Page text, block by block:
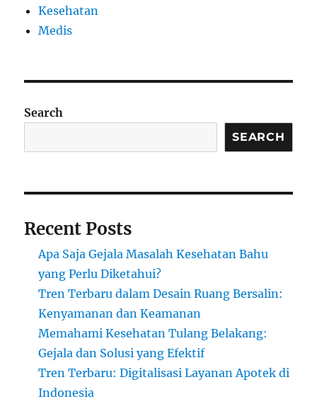
Kesehatan
Medis
Search
SEARCH
Recent Posts
Apa Saja Gejala Masalah Kesehatan Bahu
yang Perlu Diketahui?
Tren Terbaru dalam Desain Ruang Bersalin:
Kenyamanan dan Keamanan
Memahami Kesehatan Tulang Belakang:
Gejala dan Solusi yang Efektif
Tren Terbaru: Digitalisasi Layanan Apotek di
Indonesia